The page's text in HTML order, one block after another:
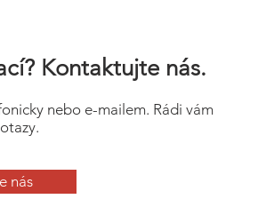
Kontaktujte nás.
nebo e-mailem. Rádi vám
nás